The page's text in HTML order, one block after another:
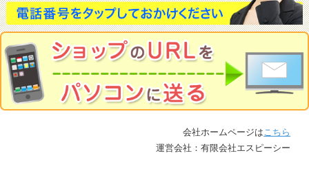
会社ホームページはこちら
運営会社：有限会社エスピーシー